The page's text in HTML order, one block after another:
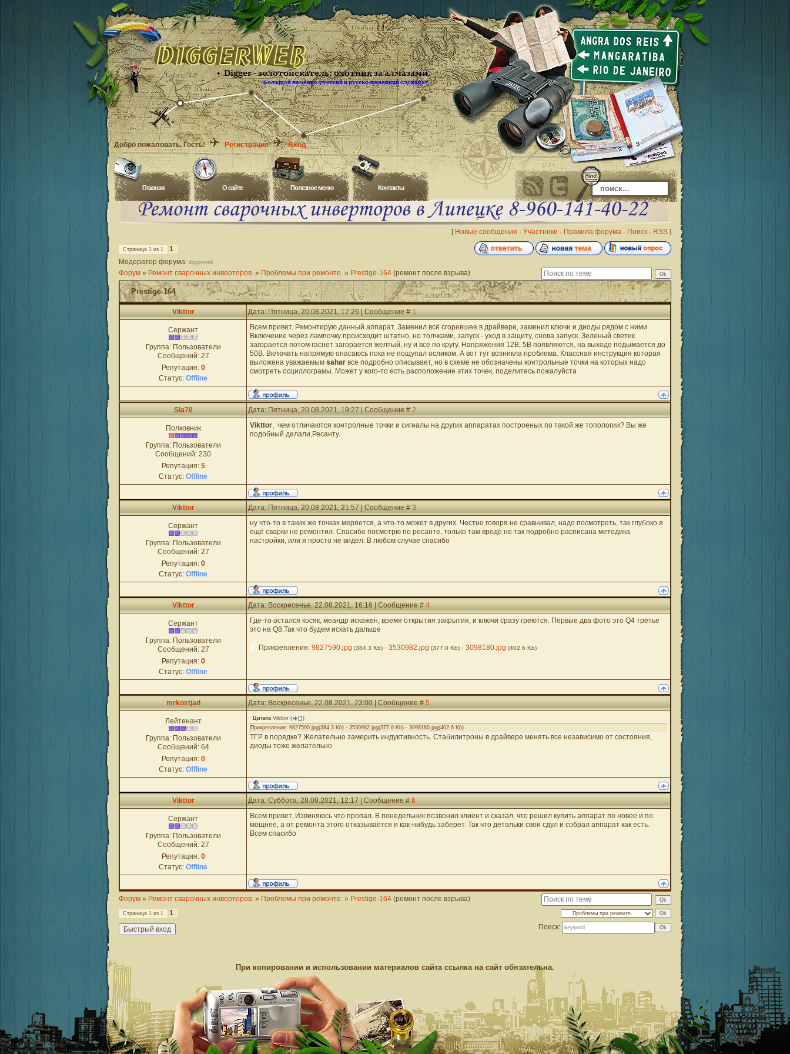
Добро пожаловать, Гость! Регистрация Вход
Главная O сайте Полезное меню Контакты
[ Новые сообщения · Участники · Правила форума · Поиск · RSS ]
Страница 1 из 1
1
Модератор форума: diggerweb
Форум » Ремонт сварочных инверторов. » Проблемы при ремонте. » Prestige-164 (ремонт после взрыва)
Prestige-164
Vikttor Дата: Пятница, 20.08.2021, 17:26 | Сообщение #1
Сержант
Группа: Пользователи
Сообщений: 27
Репутация: 0
Статус: Offline
Всем привет. Ремонтирую данный аппарат. Заменил всё сгоревшее в драйвере, заменил ключи и диоды рядом с ними.
Включение через лампочку происходит штатно, но толчками, запуск - уход в защиту, снова запуск. Зеленый светик
загорается потом гаснет загорается желтый, ну и все по кругу. Напряжения 12В, 5В появляются, на выходе подымается до
50В. Включать напрямую опасаюсь пока не пощупал осликом. А вот тут возникла проблема. Классная инструкция которая
выложена уважаемым sahar все подробно описывает, но в схеме не обозначены контрольные точки на которых надо
смотреть осциллограмы. Может у кого-то есть расположение этих точек, поделитесь пожалуйста
Sla70 Дата: Пятница, 20.08.2021, 19:27 | Сообщение #2
Полковник
Группа: Пользователи
Сообщений: 230
Репутация: 5
Статус: Offline
Vikttor, чем отличаются контролные точки и сигналы на других аппаратах построеных по такой же топологии? Вы же
подобный делали,Ресанту.
Vikttor Дата: Пятница, 20.08.2021, 21:57 | Сообщение #3
Сержант
Группа: Пользователи
Сообщений: 27
Репутация: 0
Статус: Offline
ну что-то в таких же точках меряется, а что-то может в других. Честно говоря не сравнивал, надо посмотреть, так глубоко я
ещё сварки не ремонтил. Спасибо посмотрю по ресанте, только там вроде не так подробно расписана методика
настройки, или я просто не видел. В любом случае спасибо
Vikttor Дата: Воскресенье, 22.08.2021, 16:16 | Сообщение #4
Сержант
Группа: Пользователи
Сообщений: 27
Репутация: 0
Статус: Offline
Где-то остался косяк, меандр искажен, время открытия закрытия, и ключи сразу греются. Первые два фото это Q4 третье
это на Q8.Так что будем искать дальше
Прикрепления: 9827590.jpg (384.3 Kb) · 3530982.jpg (377.0 Kb) · 3098180.jpg (402.6 Kb)
mrkostjad Дата: Воскресенье, 22.08.2021, 23:00 | Сообщение #5
Лейтенант
Группа: Пользователи
Сообщений: 64
Репутация: 0
Статус: Offline
Цитата Vikttor (
)
Прикрепления: 9827590.jpg(384.3 Kb) · 3530982.jpg(377.0 Kb) · 3098180.jpg(402.6 Kb)
ТГР в порядке? Желательно замерить индуктивность. Стабилитроны в драйвере менять все независимо от состояния,
диоды тоже желательно
Vikttor Дата: Суббота, 28.08.2021, 12:17 | Сообщение #6
Сержант
Группа: Пользователи
Сообщений: 27
Репутация: 0
Статус: Offline
Всем привет. Извиняюсь что пропал. В понедельник позвонил клиент и сказал, что решил купить аппарат по новее и по
мощнее, а от ремонта этого отказывается и как-нибудь заберет. Так что детальки свои сдул и собрал аппарат как есть.
Всем спасибо
Форум » Ремонт сварочных инверторов. » Проблемы при ремонте. » Prestige-164 (ремонт после взрыва)
Страница 1 из 1
1
Поиск:
При копировании и использовании материалов сайта ссылка на сайт обязательна.